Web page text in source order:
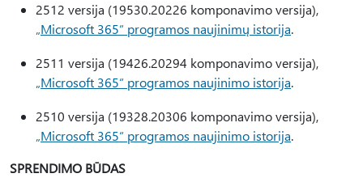
2512 versija (19530.20226 komponavimo versija),
„Microsoft 365“ programos naujinimų istorija.
2511 versija (19426.20294 komponavimo versija),
„Microsoft 365“ programos naujinimo istorija.
2510 versija (19328.20306 komponavimo versija),
„Microsoft 365“ programos naujinimo istorija.
SPRENDIMO BŪDAS